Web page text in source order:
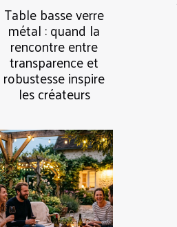
Table basse verre
métal : quand la
rencontre entre
transparence et
robustesse inspire
les créateurs